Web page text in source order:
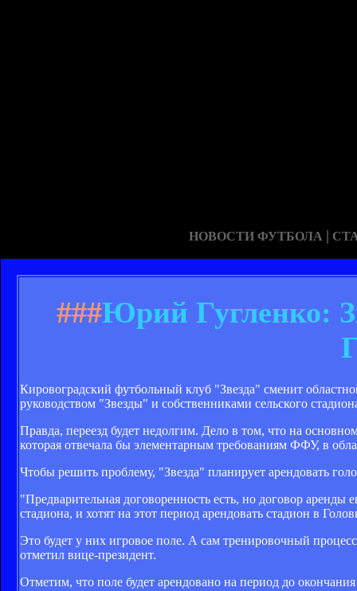
НОВОСТИ ФУТБОЛА |
###Юрий Гугленко:
Кировоградский футбольный клуб "Звезда" сменит
руководством "Звезды" и собственниками сельского
Правда, переезд будет недолгим. Дело в том, что на
которая отвечала бы элементарным требованиям ФФУ, в
Чтобы решить проблему, "Звезда" планирует арендовать
"Предварительная договоренность есть, но договор
стадиона, и хотят на этот период арендовать стадион в
Это будет у них игровое поле. А сам тренировочный
отметил вице-президент.
Отметим, что поле будет арендовано на период до